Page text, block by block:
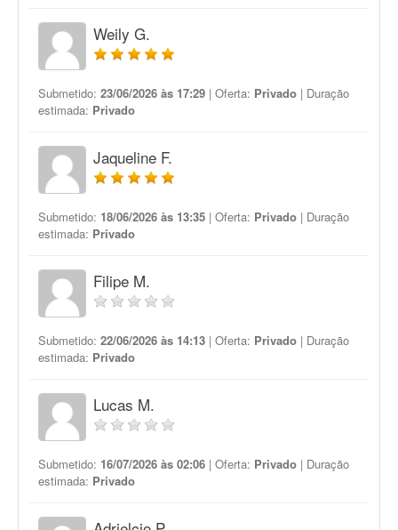
Weily G.
Submetido: 23/06/2026 às 17:29 | Oferta: Privado | Duração
estimada: Privado
Jaqueline F.
Submetido: 18/06/2026 às 13:35 | Oferta: Privado | Duração
estimada: Privado
Filipe M.
Submetido: 22/06/2026 às 14:13 | Oferta: Privado | Duração
estimada: Privado
Lucas M.
Submetido: 16/07/2026 às 02:06 | Oferta: Privado | Duração
estimada: Privado